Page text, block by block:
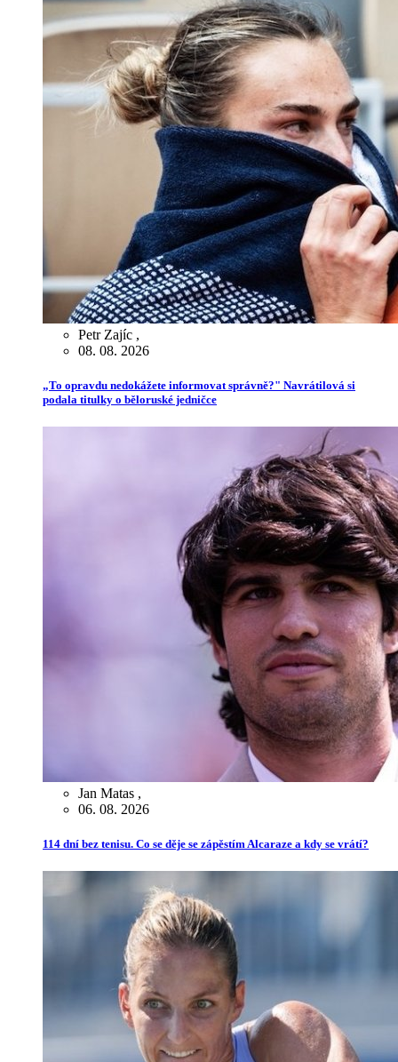
Petr Zajíc ,
08. 08. 2026
„To opravdu nedokážete informovat správně?" Navrátilová si
podala titulky o běloruské jedničce
Jan Matas ,
06. 08. 2026
114 dní bez tenisu. Co se děje se zápěstím Alcaraze a kdy se vrátí?